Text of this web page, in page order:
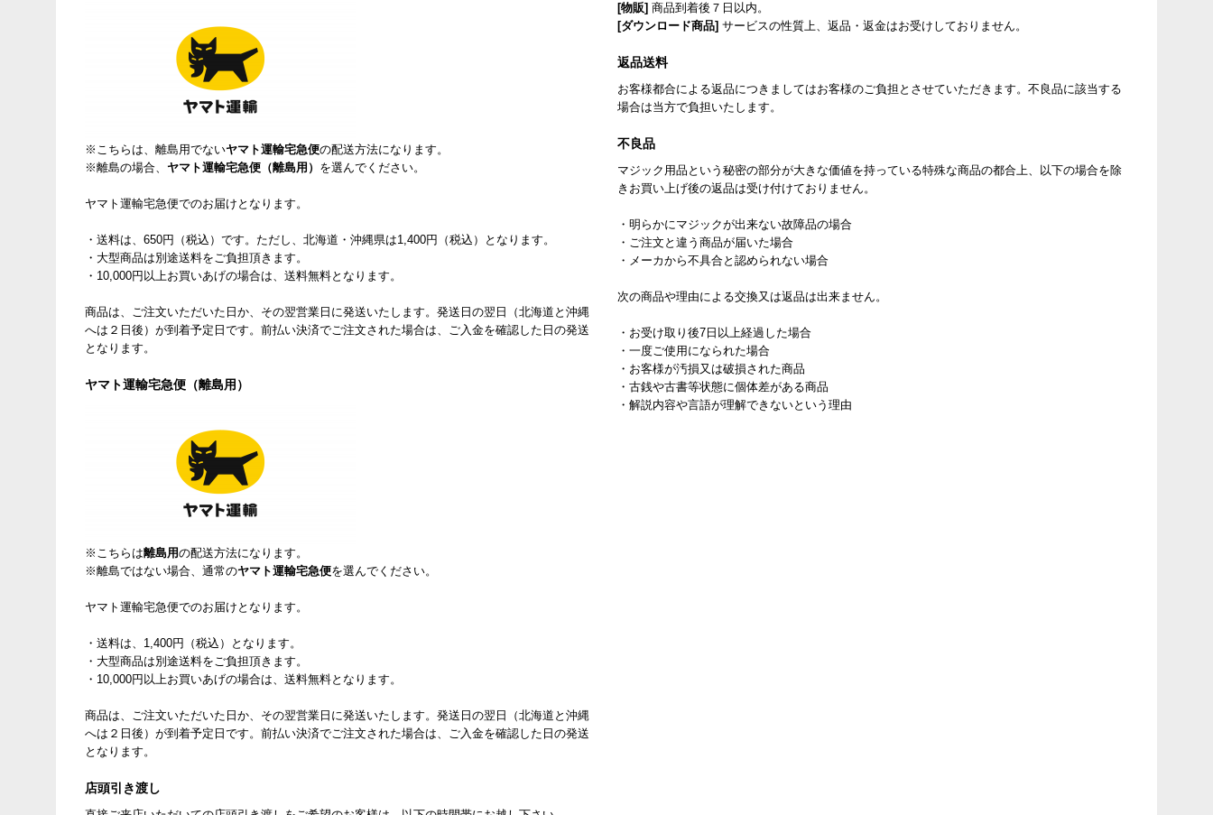
※こちらは、離島用でないヤマト運輸宅急便の配送方法になります。
※離島の場合、 ヤマト運輸宅急便（離島用） を選んでください。
ヤマト運輸宅急便でのお届けとなります。
・送料は、650円（税込）です。ただし、北海道・沖縄県は1,400円（税込）となります。
・大型商品は別途送料をご負担頂きます。
・10,000円以上お買いあげの場合は、送料無料となります。
商品は、ご注文いただいた日か、その翌営業日に発送いたします。発送日の翌日（北海道と沖縄
へは２日後）が到着予定日です。前払い決済でご注文された場合は、ご入金を確認した日の発送
となります。
ヤマト運輸宅急便（離島用）
※こちらは離島用の配送方法になります。
※離島ではない場合、通常のヤマト運輸宅急便を選んでください。
ヤマト運輸宅急便でのお届けとなります。
・送料は、1,400円（税込）となります。
・大型商品は別途送料をご負担頂きます。
・10,000円以上お買いあげの場合は、送料無料となります。
商品は、ご注文いただいた日か、その翌営業日に発送いたします。発送日の翌日（北海道と沖縄
へは２日後）が到着予定日です。前払い決済でご注文された場合は、ご入金を確認した日の発送
となります。
店頭引き渡し
[物販] 商品到着後７日以内。
[ダウンロード商品] サービスの性質上、返品・返金はお受けしておりません。
返品送料
お客様都合による返品につきましてはお客様のご負担とさせていただきます。不良品に該当する
場合は当方で負担いたします。
不良品
マジック用品という秘密の部分が大きな価値を持っている特殊な商品の都合上、以下の場合を除
きお買い上げ後の返品は受け付けておりません。
・明らかにマジックが出来ない故障品の場合
・ご注文と違う商品が届いた場合
・メーカから不具合と認められない場合
次の商品や理由による交換又は返品は出来ません。
・お受け取り後7日以上経過した場合
・一度ご使用になられた場合
・お客様が汚損又は破損された商品
・古銭や古書等状態に個体差がある商品
・解説内容や言語が理解できないという理由